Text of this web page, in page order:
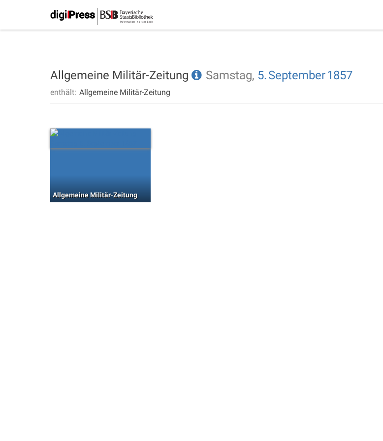
Allgemeine Militär-Zeitung Samstag, 5.September1857
enthält: Allgemeine Militär-Zeitung
Allgemeine Militär-Zeitung